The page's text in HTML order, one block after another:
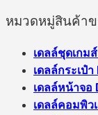
หมวดหมู่สินค้าข
เดลล์ชุดเกม
เดลล์กระเป๋
เดลล์หน้าจอ
เดลล์คอมพิว